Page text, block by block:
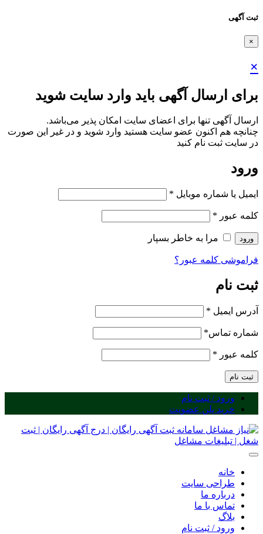
ثبت آگهی
×
×
برای ارسال آگهی باید وارد سایت شوید
ارسال آگهی تنها برای اعضای سایت امکان پذیر می‌باشد.
چنانچه هم‌ اکنون عضو سایت هستید وارد شوید و در غیر این صورت
در سایت ثبت نام کنید
ورود
ایمیل یا شماره موبایل *
کلمه عبور *
ورود مرا به خاطر بسپار
فراموشی کلمه عبور؟
ثبت نام
آدرس ایمیل *
شماره تماس*
کلمه عبور *
ثبت نام
ورود / ثبت نام
خرید پلن عضویت
خانه
طراحی سایت
درباره ما
تماس با ما
بلاگ
ورود / ثبت نام